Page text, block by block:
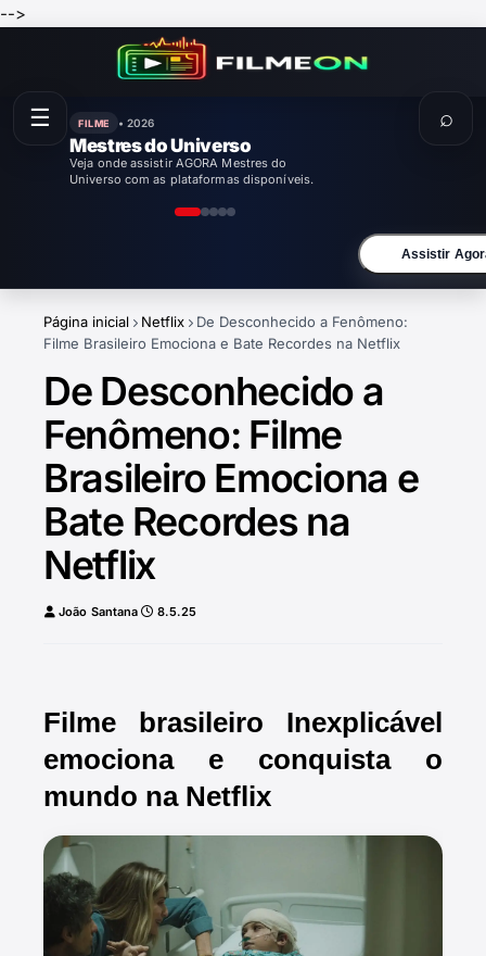
-->
FILME • 2026
Enola Holmes 3
Veja onde assistir AGORA Enola Holmes 3
com as plataformas disponíveis.
Assistir
Página inicial Netflix
De Desconhecido a Fenômeno:
Filme Brasileiro Emociona e Bate Recordes na Netflix
De Desconhecido a
Fenômeno: Filme
Brasileiro Emociona e
Bate Recordes na
Netflix
João Santana 8.5.25
Filme brasileiro Inexplicável
emociona e conquista o
mundo na Netflix
☰ ⌕